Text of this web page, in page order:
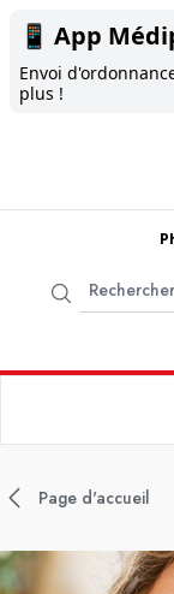
📱 App
Envoi
plus !
Page d'accueil